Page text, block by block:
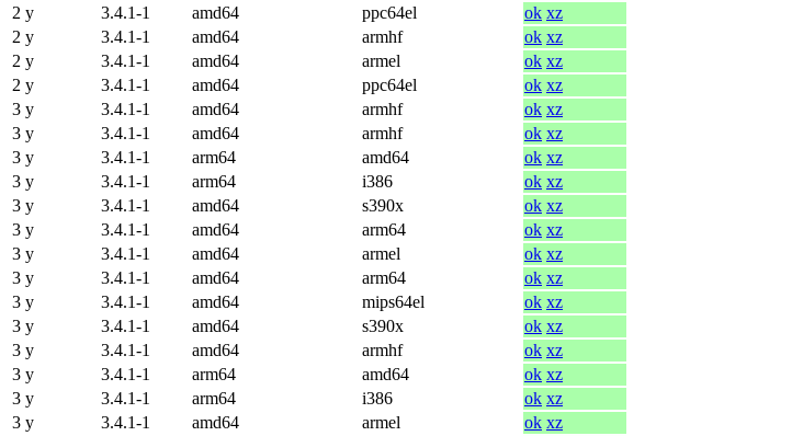
2 y
3.4.1-1 amd64 ppc64el ok xz
2 y
3.4.1-1 amd64 armhf ok xz
2 y
3.4.1-1 amd64 armel ok xz
2 y
3.4.1-1 amd64 ppc64el ok xz
3 y
3.4.1-1 amd64 armhf ok xz
3 y
3.4.1-1 amd64 armhf ok xz
3 y
3.4.1-1 arm64 amd64 ok xz
3 y
3.4.1-1 arm64 i386 ok xz
3 y
3.4.1-1 amd64 s390x ok xz
3 y
3.4.1-1 amd64 arm64 ok xz
3 y
3.4.1-1 amd64 armel ok xz
3 y
3.4.1-1 amd64 arm64 ok xz
3 y
3.4.1-1 amd64 mips64el ok xz
3 y
3.4.1-1 amd64 s390x ok xz
3 y
3.4.1-1 amd64 armhf ok xz
3 y
3.4.1-1 arm64 amd64 ok xz
3 y
3.4.1-1 arm64 i386 ok xz
3 y
3.4.1-1 amd64 armel ok xz